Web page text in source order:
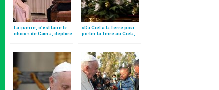
La guerre, c’est faire le
choix « de Caïn », déplore
«Du Ciel à la Terre pour
porter la Terre au Ciel»,